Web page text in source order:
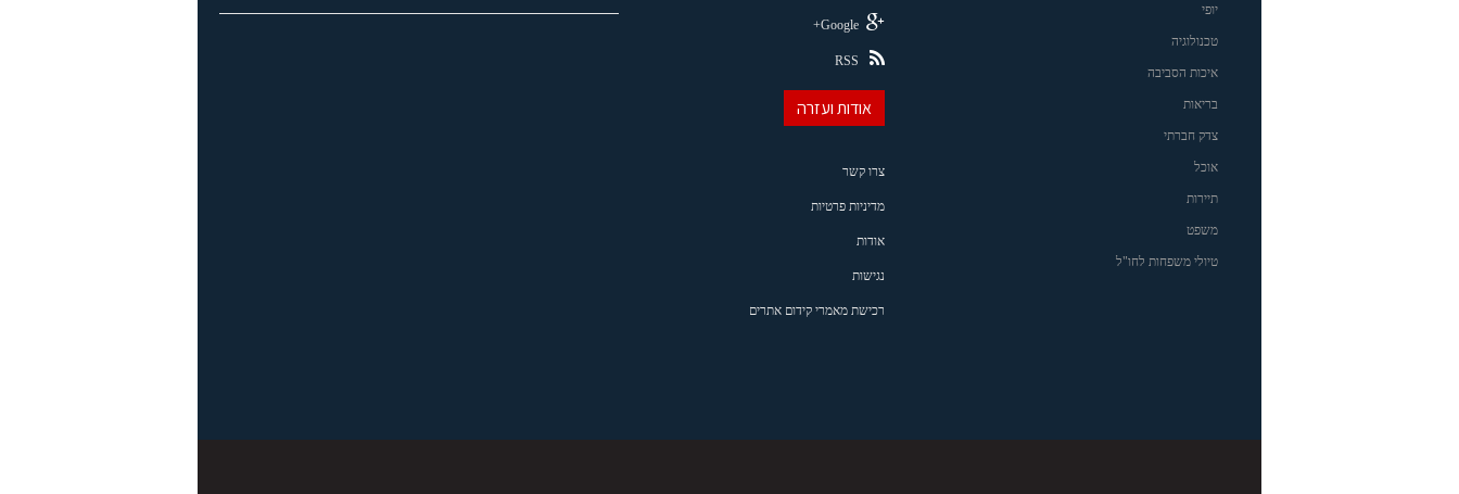
יופי
טכנולוגיה
איכות הסביבה
בריאות
צדק חברתי
אוכל
תיירות
משפט
טיולי משפחות לחו"ל
Google+
RSS
אודות ועזרה
צרו קשר
מדיניות פרטיות
אודות
נגישות
רכישת מאמרי קידום אתרים